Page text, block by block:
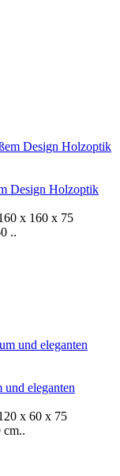
Design Holzoptik
x 160 x 75
..
eleganten
x 60 x 75
cm..